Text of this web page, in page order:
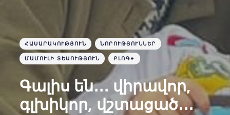
ՀԱՍԱՐԱԿՈՒԹՅՈՒՆ ՆՈՐՈՒԹՅՈՒՆՆԵՐ
ՄԱՄՈՒԼԻ ՏԵՍՈՒԹՅՈՒՆ ԲԼՈԳ+
Գալիս են․․․ վիրավոր,
գլխիկոր, վշտացած․․․